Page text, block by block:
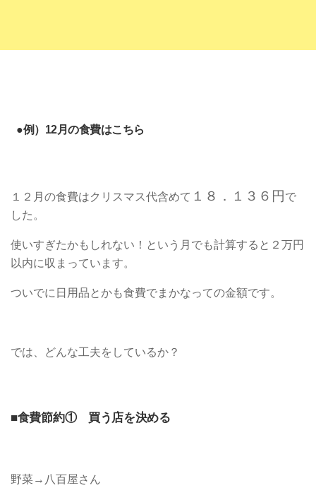
●例）12月の食費はこちら
１２月の食費はクリスマス代含めて １８．１３６円で
した。
使いすぎたかもしれない！という月でも計算すると２万円
以内に収まっています。
ついでに日用品とかも食費でまかなっての金額です。
では、どんな工夫をしているか？
■食費節約① 買う店を決める
野菜→八百屋さん